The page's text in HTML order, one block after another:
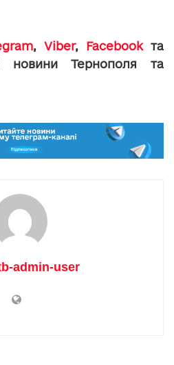
, Viber, Facebookта
новини Тернополя та
admin-user